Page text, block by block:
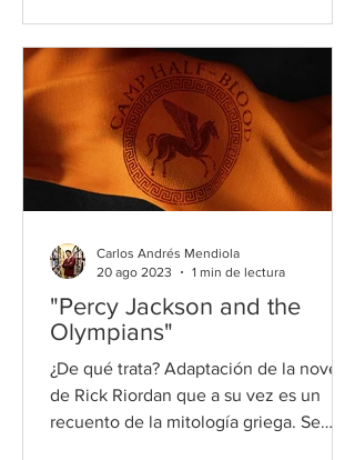
"Percy Jackson and the
Olympians"
¿De qué trata? Adaptación de la novela
de Rick Riordan que a su vez es un
recuento de la mitología griega. Se
Carlos Andrés Mendiola
20 ago 2023
1 min de lectura